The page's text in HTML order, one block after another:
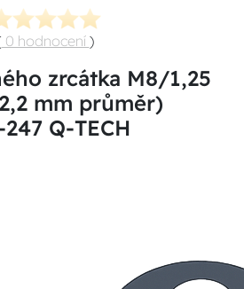
0 hodnocení )
zrcátka M8/1,25
mm průměr)
Q-TECH